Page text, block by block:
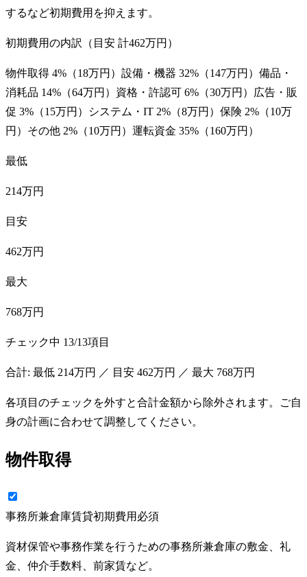
するなど初期費用を抑えます。
初期費用の内訳（目安 計462万円 ）
物件取得 4%（18万円 ） 設備・機器 32%（147万円 ） 備品・
消耗品 14%（64万円 ） 資格・許認可 6%（30万円 ）
広告・販
促 3%（15万円 ） システム・IT 2%（8万円 ） 保険 2%（10万
円 ） その他 2%（10万円 ） 運転資金 35%（160万円 ）
最低
214万円
目安
462万円
最大
768万円
チェック中 13/13項目
合計: 最低 214万円 ／ 目安 462万円 ／ 最大 768万円
各項目のチェックを外すと合計金額から除外されます。ご自
身の計画に合わせて調整してください。
物件取得
事務所兼倉庫賃貸初期費用 必須
資材保管や事務作業を行うための事務所兼倉庫の敷金、礼
金、仲介手数料、前家賃など。